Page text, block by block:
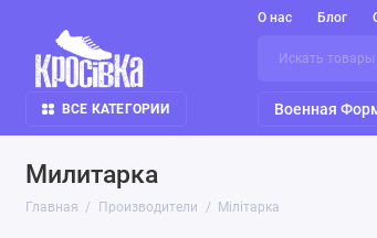
О нас Блог
ВСЕ КАТЕГОРИИ Военная
Милитарка
Главная Производители Мілітарка